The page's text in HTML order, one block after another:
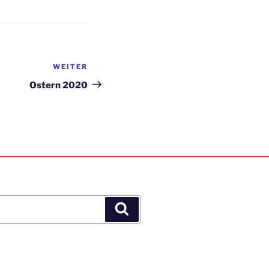
Beitrag
WEITER
Ostern 2020